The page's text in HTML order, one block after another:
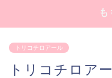
トリコチロアール
トリコチロア